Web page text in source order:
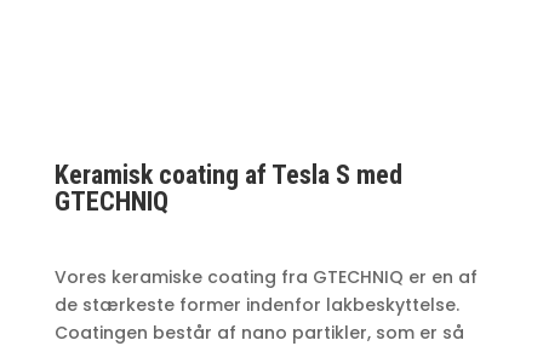
Keramisk coating af Tesla S med
GTECHNIQ
Vores keramiske coating fra GTECHNIQ er en af
de stærkeste former indenfor lakbeskyttelse.
Coatingen består af nano partikler, som er så